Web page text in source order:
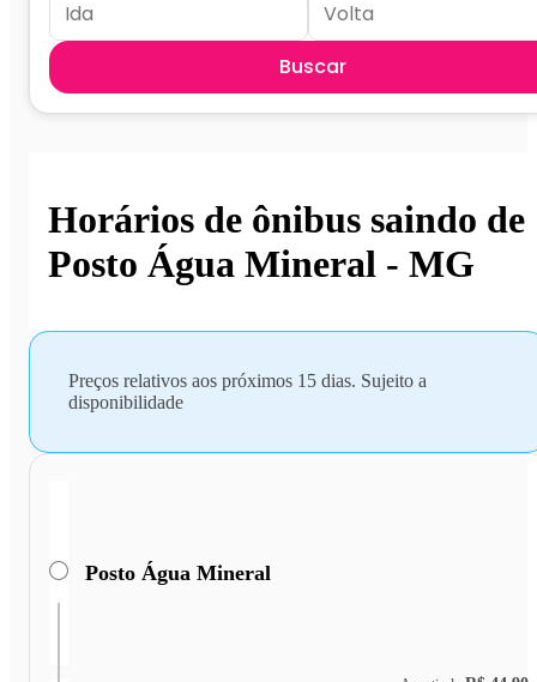
Buscar
Horários de ônibus saindo de
Posto Água Mineral - MG
Preços relativos aos próximos 15 dias. Sujeito a
disponibilidade
Posto Água Mineral